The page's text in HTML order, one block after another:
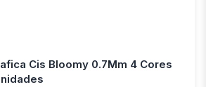
Cis Bloomy 0.7Mm 4 Cores